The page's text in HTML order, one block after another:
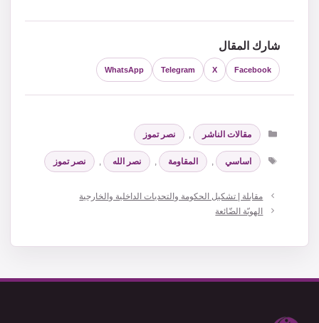
شارك المقال
Facebook
X
Telegram
WhatsApp
التصنيفات
مقالات الناشر
نصر تموز
الوسوم
اساسي المقاومة نصر الله نصر تموز
مقابلة | تشكيل الحكومة والتحديات الداخلية والخارجية
الهويّة الضّائعة